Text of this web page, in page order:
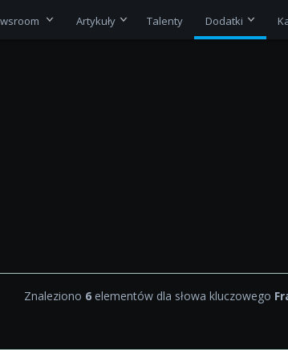
Artykuły Talenty Dodatki
Znaleziono 6 elementów dla słowa kluczowego